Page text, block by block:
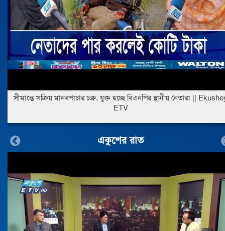
সীমান্তে সক্রিয় মানবপাচার চক্র, যুক্ত হচ্ছে বিএনপির স্থানীয় নেতারা ||
ETV
একুশের রাত
Previous